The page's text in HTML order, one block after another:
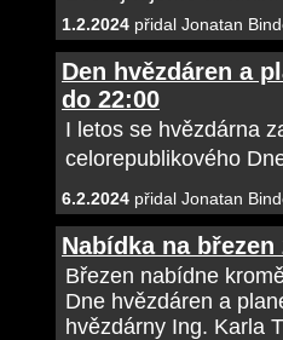
1.2.2024 přidal Jonatan
Den hvězdáren a
do 22:00
I letos se hvězdárna
celorepublikového
6.2.2024 přidal Jonatan
Nabídka na březen
Březen nabídne
Dne hvězdáren a
hvězdárny Ing. Karla